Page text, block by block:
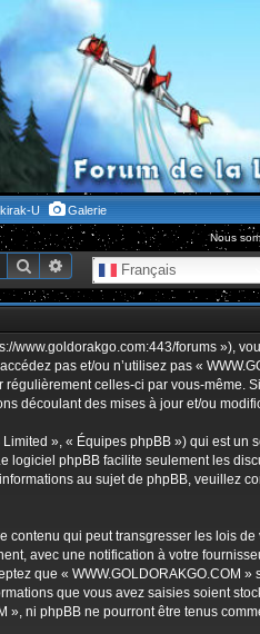
U Galerie
Nous
Français
RechercherRecherche avancée
www.goldorakgo.com:443/forums »),
pas et/ou n’utilisez pas «
celles-ci par vous-même.
découlant des mises à jour et/ou
», « Équipes phpBB ») qui est un
logiciel phpBB facilite seulement les
au sujet de phpBB, veuillez
qui peut transgresser les lois de
avec une notification à votre
que « WWW.GOLDORAKGO.COM »
que vous avez saisies soient
», ni phpBB ne pourront être tenus